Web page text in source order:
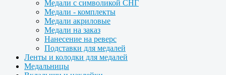
Медали с символикой СНГ
Медали - комплекты
Медали акриловые
Медали на заказ
Нанесение на реверс
Подставки для медалей
Ленты и колодки для медалей
Медальницы